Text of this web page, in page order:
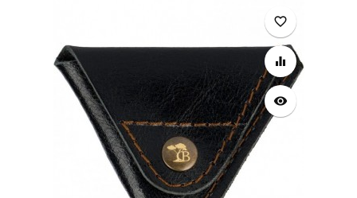
favorite_border
equalizer
visibility